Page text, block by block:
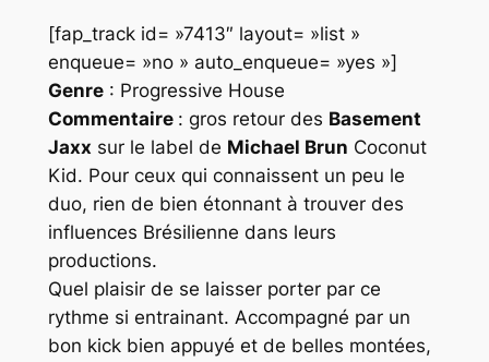
[fap_track id= »7413″ layout= »list »
enqueue= »no » auto_enqueue= »yes »]
Genre: Progressive House
Commentaire : gros retour des Basement
Jaxx sur le label de Michael Brun Coconut
Kid. Pour ceux qui connaissent un peu le
duo, rien de bien étonnant à trouver des
influences Brésilienne dans leurs
productions.
Quel plaisir de se laisser porter par ce
rythme si entrainant. Accompagné par un
bon kick bien appuyé et de belles montées,